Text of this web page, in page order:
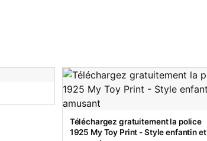
Téléchargez gratuitement la police
1925 My Toy Print - Style enfantin et